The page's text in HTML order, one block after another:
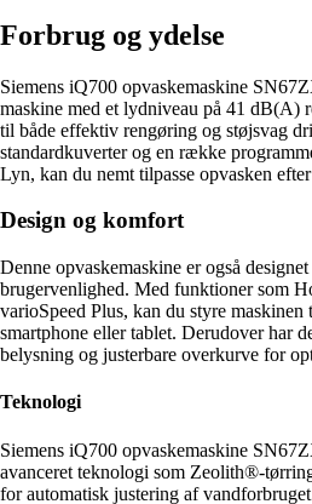
Forbrug og ydelse
Siemens iQ700 opvaskemaskine
maskine med et lydniveau på 41 dB(A)
til både effektiv rengøring og støjsvag
standardkuverter og en række
Lyn, kan du nemt tilpasse opvasken
Design og komfort
Denne opvaskemaskine er også
brugervenlighed. Med funktioner som
varioSpeed Plus, kan du styre maskinen
smartphone eller tablet. Derudover har
belysning og justerbare overkurve for
Teknologi
Siemens iQ700 opvaskemaskine
avanceret teknologi som Zeolith®-
for automatisk justering af